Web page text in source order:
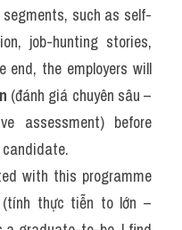
such as self-
job-hunting stories,
end, the employers will
(đánh giá chuyên sâu –
assessment) before
with this programme
thực tiễn to lớn –